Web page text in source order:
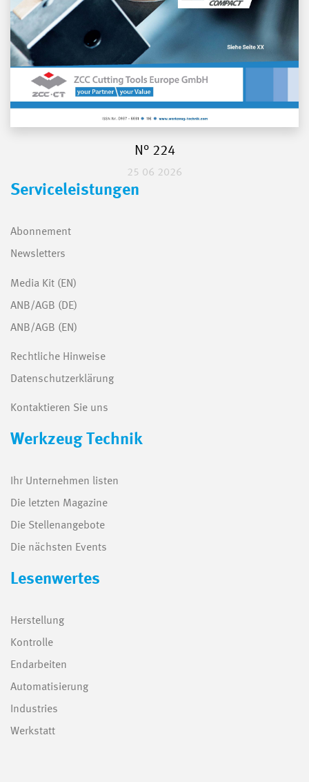
N° 224
25 06 2026
Serviceleistungen
Abonnement
Newsletters
Media Kit (EN)
ANB/AGB (DE)
ANB/AGB (EN)
Rechtliche Hinweise
Datenschutzerklärung
Kontaktieren Sie uns
Werkzeug Technik
Ihr Unternehmen listen
Die letzten Magazine
Die Stellenangebote
Die nächsten Events
Lesenwertes
Herstellung
Kontrolle
Endarbeiten
Automatisierung
Industries
Werkstatt